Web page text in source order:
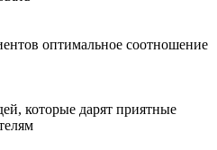
оптимальное соотношение
которые дарят приятные